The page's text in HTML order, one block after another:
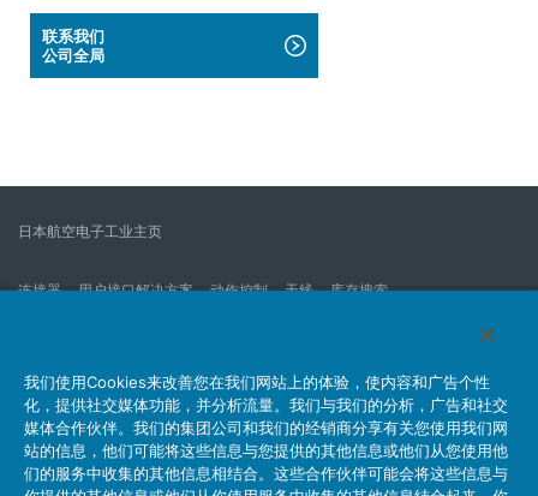
联系我们
公司全局
日本航空电子工业主页
连接器 用户接口解决方案 动作控制 天线 库存搜索
我们的公司 企业社会责任 IR消息 公司新到信息列表
产品信息新的列表
网站地图
联系我们
我们使用Cookies来改善您在我们网站上的体验，使内容和广告个性
化，提供社交媒体功能，并分析流量。我们与我们的分析，广告和社交
媒体合作伙伴。我们的集团公司和我们的经销商分享有关您使用我们网
站的信息，他们可能将这些信息与您提供的其他信息或他们从您使用他
们的服务中收集的其他信息相结合。这些合作伙伴可能会将这些信息与